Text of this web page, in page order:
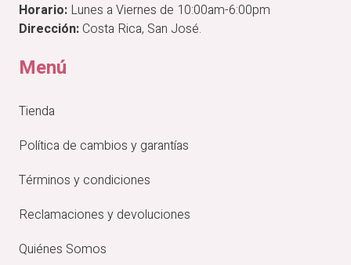
Horario: Lunes a Viernes de 10:00am-6:00pm
Dirección:Costa Rica, San José.
Menú
Tienda
Política de cambios y garantías
Términos y condiciones
Reclamaciones y devoluciones
Quiénes Somos